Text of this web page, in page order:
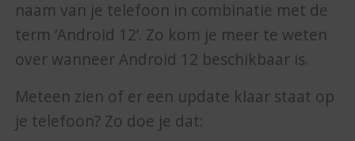
naam van je telefoon in combinatie met de
term ‘Android 12’. Zo kom je meer te weten
over wanneer Android 12 beschikbaar is.
Meteen zien of er een update klaar staat op
je telefoon? Zo doe je dat: